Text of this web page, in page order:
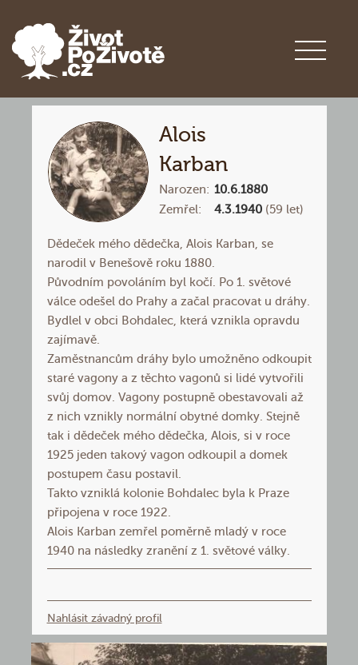
Alois
Karban
Narozen: 10.6.1880
Zemřel:
4.3.1940 (59 let)
Dědeček mého dědečka, Alois Karban, se
narodil v Benešově roku 1880.
Původním povoláním byl kočí. Po 1. světové
válce odešel do Prahy a začal pracovat u dráhy.
Bydlel v obci Bohdalec, která vznikla opravdu
zajímavě.
Zaměstnancům dráhy bylo umožněno odkoupit
staré vagony a z těchto vagonů si lidé vytvořili
svůj domov. Vagony postupně obestavovali až
z nich vznikly normální obytné domky. Stejně
tak i dědeček mého dědečka, Alois, si v roce
1925 jeden takový vagon odkoupil a domek
postupem času postavil.
Takto vzniklá kolonie Bohdalec byla k Praze
připojena v roce 1922.
Alois Karban zemřel poměrně mladý v roce
1940 na následky zranění z 1. světové války.
Nahlásit závadný profil